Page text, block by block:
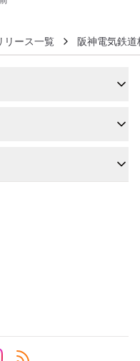
リース一覧 阪神電気鉄